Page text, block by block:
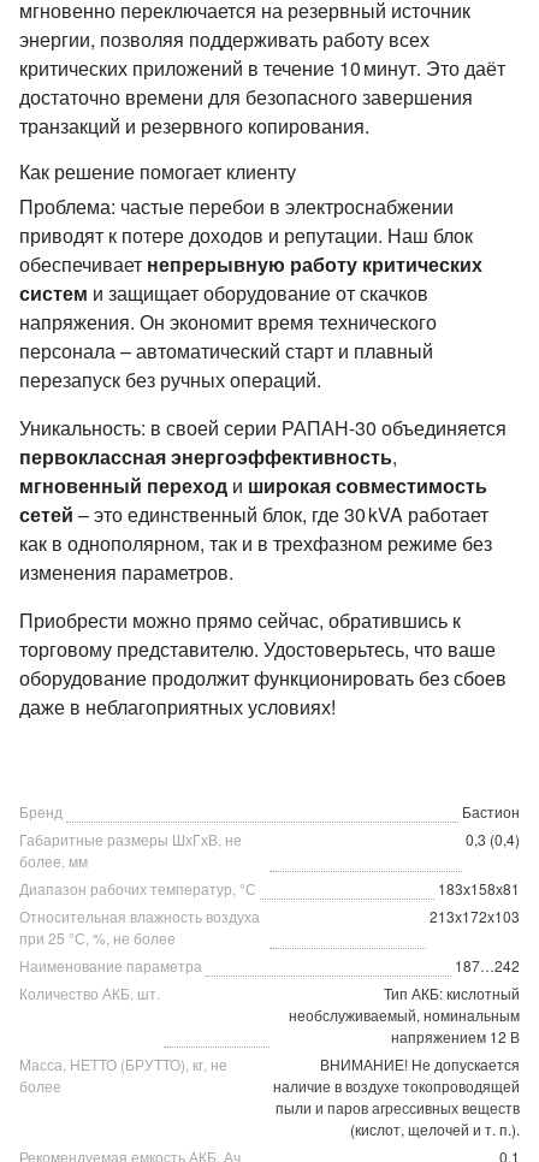
мгновенно переключается на резервный источник
энергии, позволяя поддерживать работу всех
критических приложений в течение 10 минут. Это даёт
достаточно времени для безопасного завершения
транзакций и резервного копирования.
Как решение помогает клиенту
Проблема: частые перебои в электроснабжении
приводят к потере доходов и репутации. Наш блок
обеспечивает непрерывную работу критических
систем и защищает оборудование от скачков
напряжения. Он экономит время технического
персонала – автоматический старт и плавный
перезапуск без ручных операций.
Уникальность: в своей серии РАПАН‑30 объединяется
первоклассная энергоэффективность,
мгновенный переход и широкая совместимость
сетей – это единственный блок, где 30 kVA работает
как в однополярном, так и в трехфазном режиме без
изменения параметров.
Приобрести можно прямо сейчас, обратившись к
торговому представителю. Удостоверьтесь, что ваше
оборудование продолжит функционировать без сбоев
даже в неблагоприятных условиях!
Бренд
Бастион
Габаритные размеры ШхГхВ, не
более, мм
0,3 (0,4)
Диапазон рабочих температур, °С
183х158х81
Относительная влажность воздуха
при 25 °С, %, не более
213х172х103
Наименование параметра
187…242
Количество АКБ, шт.
Тип АКБ: кислотный
необслуживаемый, номинальным
напряжением 12 В
Масса, НЕТТО (БРУТТО), кг, не
более
ВНИМАНИЕ! Не допускается
наличие в воздухе токопроводящей
пыли и паров агрессивных веществ
(кислот, щелочей и т. п.).
Рекомендуемая емкость АКБ, Ач
0,1